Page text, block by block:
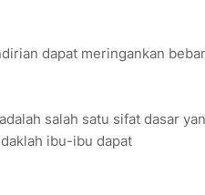
dapat meringankan
salah satu sifat dasar
ibu-ibu dapat